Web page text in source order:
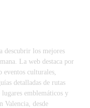
descubrir los mejores
La web destaca por
culturales,
detalladas de rutas
emblemáticos y
Valencia, desde